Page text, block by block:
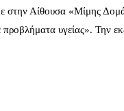
στην Αίθουσα «Μίμης
υγείας». Την